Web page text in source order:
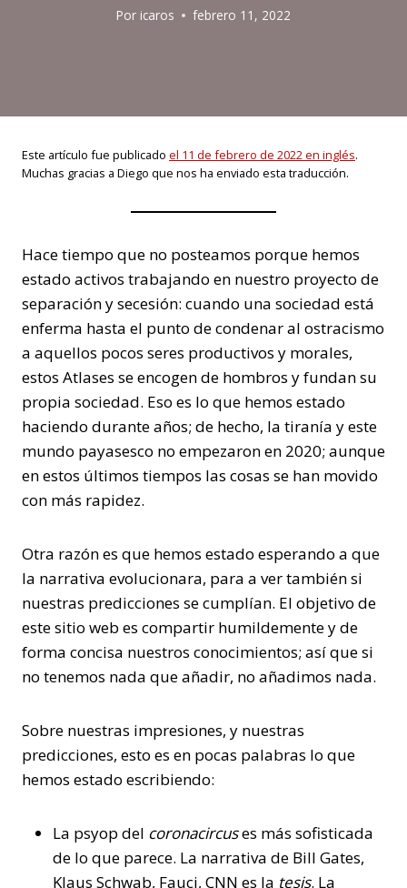
Por icaros febrero 11, 2022
Este artículo fue publicado el 11 de febrero de 2022 en inglés.
Muchas gracias a Diego que nos ha enviado esta traducción.
Hace tiempo que no posteamos porque hemos
estado activos trabajando en nuestro proyecto de
separación y secesión: cuando una sociedad está
enferma hasta el punto de condenar al ostracismo
a aquellos pocos seres productivos y morales,
estos Atlases se encogen de hombros y fundan su
propia sociedad. Eso es lo que hemos estado
haciendo durante años; de hecho, la tiranía y este
mundo payasesco no empezaron en 2020; aunque
en estos últimos tiempos las cosas se han movido
con más rapidez.
Otra razón es que hemos estado esperando a que
la narrativa evolucionara, para a ver también si
nuestras predicciones se cumplían. El objetivo de
este sitio web es compartir humildemente y de
forma concisa nuestros conocimientos; así que si
no tenemos nada que añadir, no añadimos nada.
Sobre nuestras impresiones, y nuestras
predicciones, esto es en pocas palabras lo que
hemos estado escribiendo:
La psyop del coronacircuses más sofisticada
de lo que parece. La narrativa de Bill Gates,
Klaus Schwab, Fauci, CNN es la tesis. La